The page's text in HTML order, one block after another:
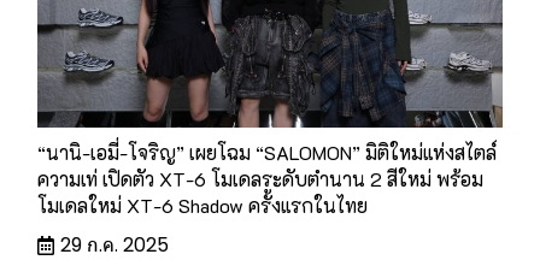
“นานิ-เอมี่-โจริญ” เผยโฉม “SALOMON” มิติใหม่แห่งสไตล์
ความเท่ เปิดตัว XT-6 โมเดลระดับตำนาน 2 สีใหม่ พร้อม
โมเดลใหม่ XT-6 Shadow ครั้งแรกในไทย
29 ก.ค. 2025